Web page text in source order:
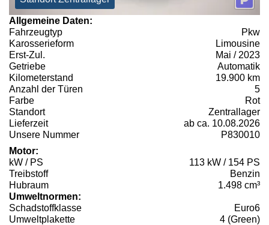
Allgemeine Daten:
Fahrzeugtyp
Pkw
Karosserieform
Limousine
Erst-Zul.
Mai / 2023
Getriebe
Automatik
Kilometerstand
19.900 km
Anzahl der Türen
5
Farbe
Rot
Standort
Zentrallager
Lieferzeit
ab ca. 10.08.2026
Unsere Nummer
P830010
Motor:
kW / PS
113 kW / 154 PS
Treibstoff
Benzin
Hubraum
1.498 cm³
Umweltnormen:
Schadstoffklasse
Euro6
Umweltplakette
4 (Green)